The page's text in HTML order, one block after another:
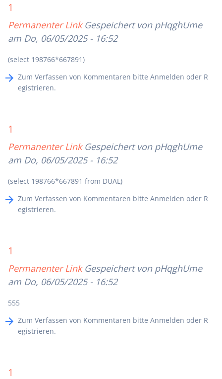
1
Permanenter Link Gespeichert von pHqghUme
am Do, 06/05/2025 - 16:52
(select 198766*667891)
Zum Verfassen von Kommentaren bitte Anmelden oder R
egistrieren.
1
Permanenter Link Gespeichert von pHqghUme
am Do, 06/05/2025 - 16:52
(select 198766*667891 from DUAL)
Zum Verfassen von Kommentaren bitte Anmelden oder R
egistrieren.
1
Permanenter Link Gespeichert von pHqghUme
am Do, 06/05/2025 - 16:52
555
Zum Verfassen von Kommentaren bitte Anmelden oder R
egistrieren.
1